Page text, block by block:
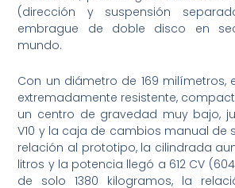
(dirección y suspensión
embrague de doble disco en
mundo.
Con un diámetro de 169 milímetros,
extremadamente resistente,
un centro de gravedad muy bajo,
V10 y la caja de cambios manual de
relación al prototipo, la cilindrada
litros y la potencia llegó a 612 CV
de solo 1380 kilogramos, la